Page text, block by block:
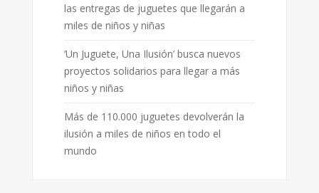
las entregas de juguetes que llegarán a
miles de niños y niñas
‘Un Juguete, Una Ilusión’ busca nuevos
proyectos solidarios para llegar a más
niños y niñas
Más de 110.000 juguetes devolverán la
ilusión a miles de niños en todo el
mundo